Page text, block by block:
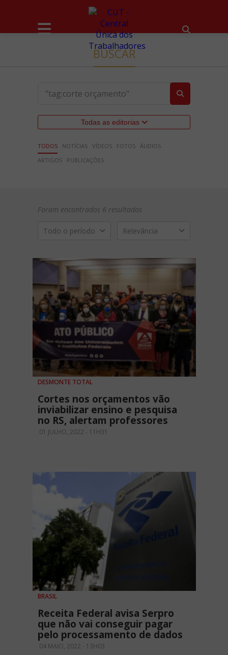
BUSCAR
Todas as editorias
TODOS NOTÍCIAS VÍDEOS FOTOS ÁUDIOS
ARTIGOS
PUBLICAÇÕES
Foram encontrados 6 resultados
Todo o período Relevância
DESMONTE TOTAL
Cortes nos orçamentos vão
inviabilizar ensino e pesquisa
no RS, alertam professores
01 JULHO, 2022 - 11H31
BRASIL
Receita Federal avisa Serpro
que não vai conseguir pagar
pelo processamento de dados
04 MAIO, 2022 - 13H03